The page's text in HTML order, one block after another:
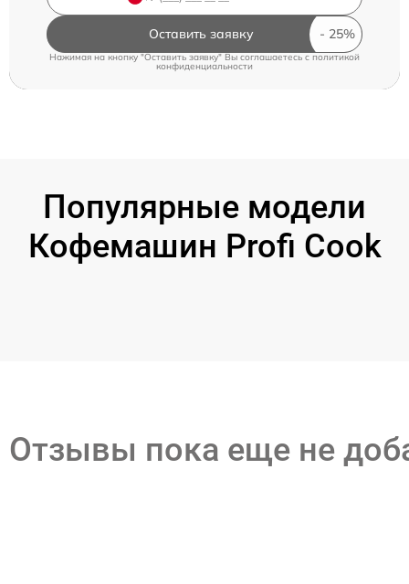
Оставить заявку
Нажимая на кнопку "Оставить заявку" Вы соглашаетесь c политикой
конфиденциальности
Популярные модели
Кофемашин Profi Cook
Отзывы пока еще не